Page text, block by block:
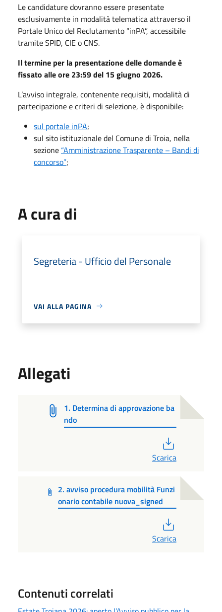
Le candidature dovranno essere presentate
esclusivamente in modalità telematica attraverso il
Portale Unico del Reclutamento “inPA”, accessibile
tramite SPID, CIE o CNS.
Il termine per la presentazione delle domande è
fissato alle ore 23:59 del 15 giugno 2026.
L’avviso integrale, contenente requisiti, modalità di
partecipazione e criteri di selezione, è disponibile:
sul portale inPA;
sul sito istituzionale del Comune di Troia, nella
sezione “Amministrazione Trasparente – Bandi di
concorso”;
A cura di
Segreteria - Ufficio del Personale
VAI ALLA PAGINA
Allegati
1. Determina di approvazione ba
ndo
Scarica
2. avviso procedura mobilità Funzi
onario contabile nuova_signed
Scarica
Contenuti correlati